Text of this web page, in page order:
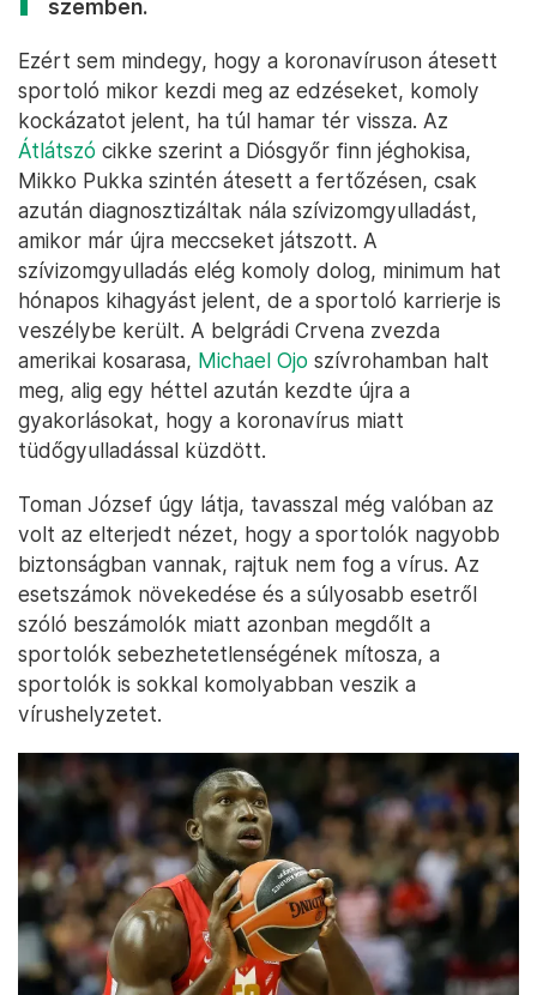
szemben.
Ezért sem mindegy, hogy a koronavíruson átesett
sportoló mikor kezdi meg az edzéseket, komoly
kockázatot jelent, ha túl hamar tér vissza. Az
Átlátszó cikke szerint a Diósgyőr finn jéghokisa,
Mikko Pukka szintén átesett a fertőzésen, csak
azután diagnosztizáltak nála szívizomgyulladást,
amikor már újra meccseket játszott. A
szívizomgyulladás elég komoly dolog, minimum hat
hónapos kihagyást jelent, de a sportoló karrierje is
veszélybe került. A belgrádi Crvena zvezda
amerikai kosarasa, Michael Ojo szívrohamban halt
meg, alig egy héttel azután kezdte újra a
gyakorlásokat, hogy a koronavírus miatt
tüdőgyulladással küzdött.
Toman József úgy látja, tavasszal még valóban az
volt az elterjedt nézet, hogy a sportolók nagyobb
biztonságban vannak, rajtuk nem fog a vírus. Az
esetszámok növekedése és a súlyosabb esetről
szóló beszámolók miatt azonban megdőlt a
sportolók sebezhetetlenségének mítosza, a
sportolók is sokkal komolyabban veszik a
vírushelyzetet.